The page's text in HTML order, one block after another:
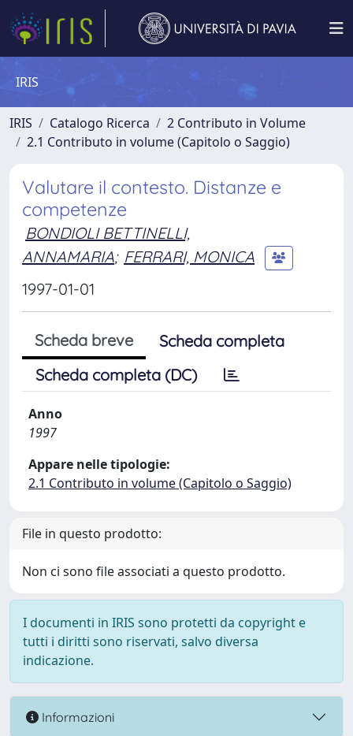
IRIS
IRIS Catalogo Ricerca
2 Contributo in Volume
2.1 Contributo in volume (Capitolo o Saggio)
Valutare il contesto. Distanze e
competenze
BONDIOLI BETTINELLI,
ANNAMARIA; FERRARI, MONICA
1997-01-01
Scheda breve
Scheda completa
Scheda completa (DC)
Anno
1997
Appare nelle tipologie:
2.1 Contributo in volume (Capitolo o Saggio)
File in questo prodotto:
Non ci sono file associati a questo prodotto.
I documenti in IRIS sono protetti da copyright e
tutti i diritti sono riservati, salvo diversa
indicazione.
Informazioni